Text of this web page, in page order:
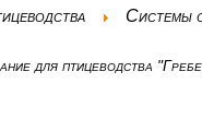
Системы
для птицеводства